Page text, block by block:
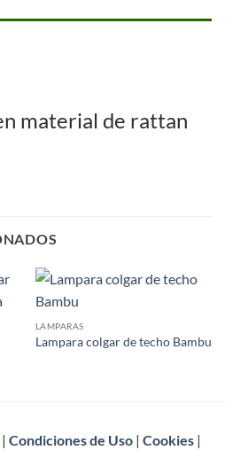
material de rattan
LAMPARAS
Lampara colgar de techo Bambu
| Condiciones de Uso | Cookies |